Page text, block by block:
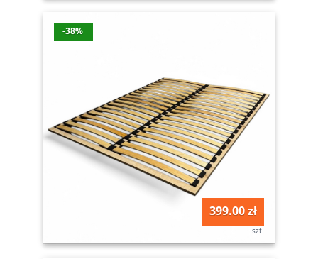
-38%
399.00 zł
szt